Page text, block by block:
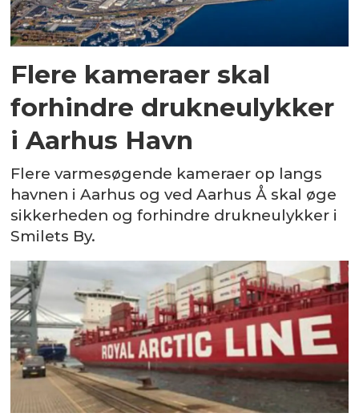
Flere kameraer skal
forhindre drukneulykker
i Aarhus Havn
Flere varmesøgende kameraer op langs
havnen i Aarhus og ved Aarhus Å skal øge
sikkerheden og forhindre drukneulykker i
Smilets By.